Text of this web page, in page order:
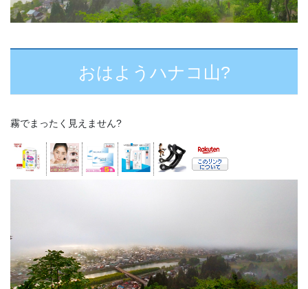
おはようハナコ山?
霧でまったく見えません?